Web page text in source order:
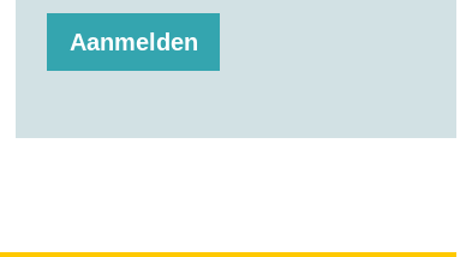
Aanmelden